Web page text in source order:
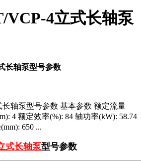
VCP-4立式长轴泵
长轴泵型号参数
长轴泵型号参数 基本参数 额定流量
4 额定效率(%): 84 轴功率(kW): 58.74
650 ...
式长轴泵型号参数